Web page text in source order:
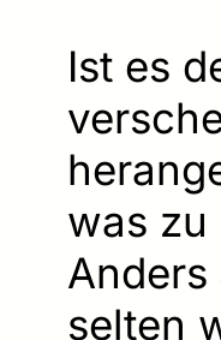
Ist es
was zu
Anders
selten